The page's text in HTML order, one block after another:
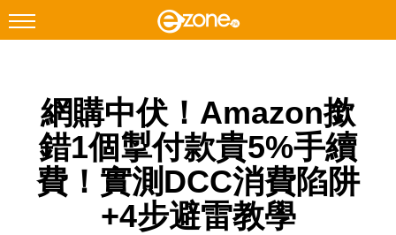
Facebook Instagram
科技焦點
網絡生活
網購中伏！Amazon撳
錯1個掣付款貴5%手續
費！實測DCC消費陷阱
+4步避雷教學